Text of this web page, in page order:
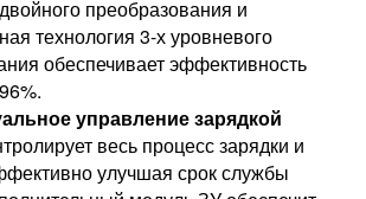
преобразования и
технология 3-х уровневого
обеспечивает эффективность
управление зарядкой
весь процесс зарядки и
улучшая срок службы